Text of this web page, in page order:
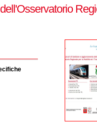
dell'Osservatorio